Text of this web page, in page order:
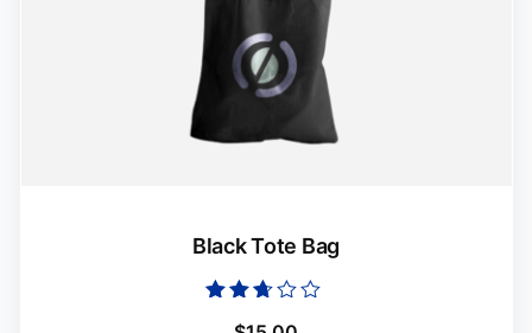
Black Tote Bag